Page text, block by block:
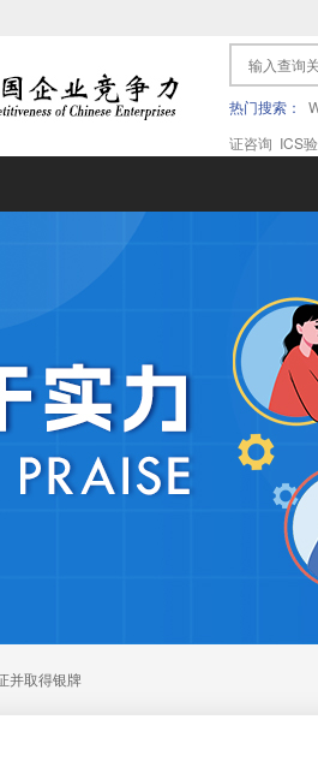
热门搜索：
证咨询 ICS
并取得银牌